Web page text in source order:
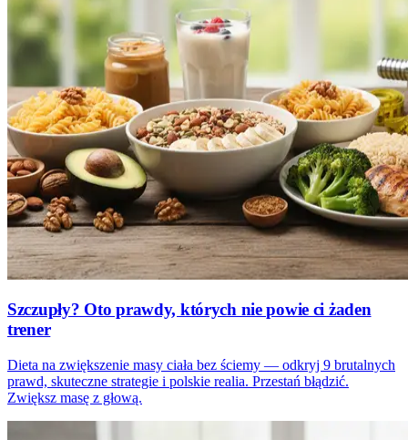
Szczupły? Oto prawdy, których nie powie ci żaden
trener
Dieta na zwiększenie masy ciała bez ściemy — odkryj 9 brutalnych
prawd, skuteczne strategie i polskie realia. Przestań błądzić.
Zwiększ masę z głową.